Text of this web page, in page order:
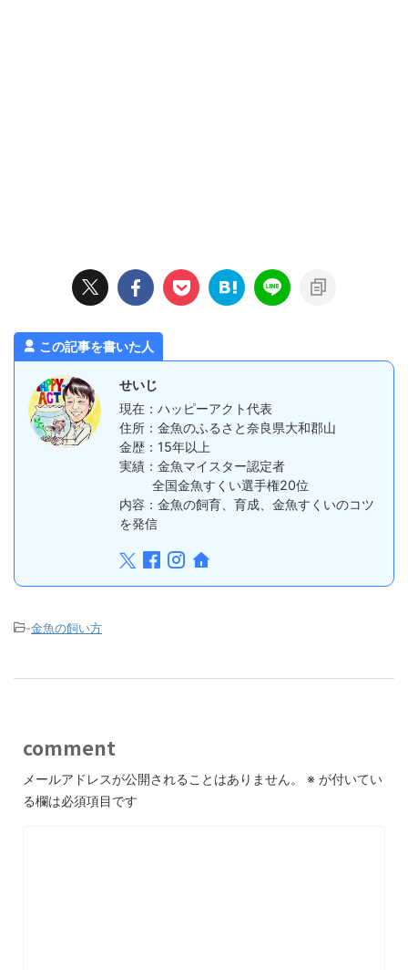
この記事を書いた人
せいじ
現在：ハッピーアクト代表
住所：金魚のふるさと奈良県大和郡山
金歴：15年以上
実績：金魚マイスター認定者
全国金魚すくい選手権20位
内容：金魚の飼育、育成、金魚すくいのコツ
を発信
-金魚の飼い方
comment
メールアドレスが公開されることはありません。 ※ が付いてい
る欄は必須項目です